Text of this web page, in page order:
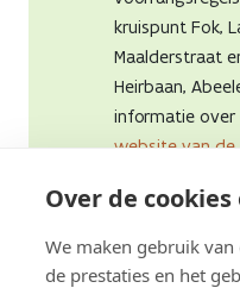
Over de
We maken gebruik
de prestaties en het
kruispunt Fok,
Maalderstraat
Heirbaan,
informatie over
website van de
werken?
met de